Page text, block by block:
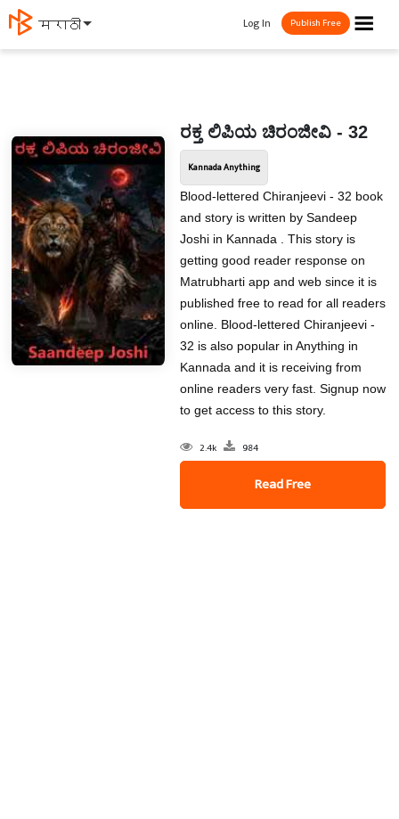
मराठी ☰
Log In Publish Free
ರಕ್ತ ಲಿಪಿಯ ಚಿರಂಜೀವಿ - 32
Kannada Anything
Blood-lettered Chiranjeevi - 32 book
and story is written by Sandeep
Joshi in Kannada . This story is
getting good reader response on
Matrubharti app and web since it is
published free to read for all readers
online. Blood-lettered Chiranjeevi -
32 is also popular in Anything in
Kannada and it is receiving from
online readers very fast. Signup now
to get access to this story.
2.4k 984
Read Free